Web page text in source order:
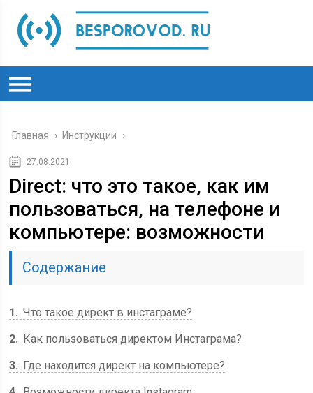
Главная › Инструкции ›
27.08.2021
Direct: что это такое, как им
пользоваться, на телефоне и
компьютере: возможности
Содержание
1
Что такое директ в инстаграме?
2
Как пользоваться директом Инстаграма?
3
Где находится директ на компьютере?